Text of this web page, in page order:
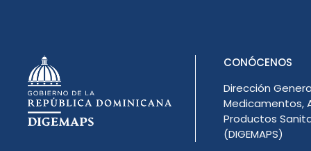
CONÓCENOS
Dirección
Medicamentos,
Productos
(DIGEMAPS)